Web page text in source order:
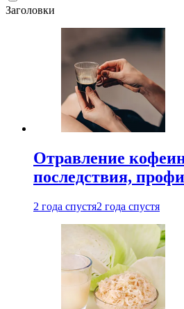
Заголовки
Отравление
последствия,
2 года спустя2 года спустя